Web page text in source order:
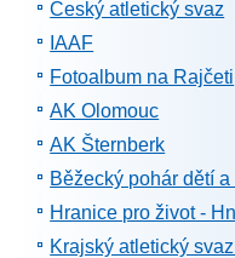
Český atletický svaz
IAAF
Fotoalbum na Rajčeti
AK Olomouc
AK Šternberk
Běžecký pohár dětí
Hranice pro život -
Krajský atletický